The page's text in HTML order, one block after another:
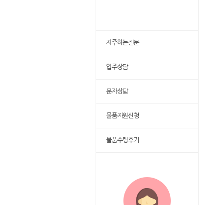
자주하는질문
입주상담
문자상담
물품지원신청
물품수령후기